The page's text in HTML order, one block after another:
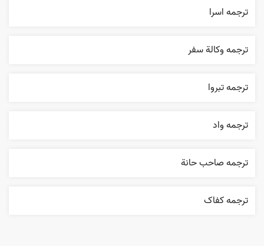
ترجمه اسرا
ترجمه وکالة سفر
ترجمه تبروا
ترجمه واد
ترجمه صاحب حانة
ترجمه کفاک